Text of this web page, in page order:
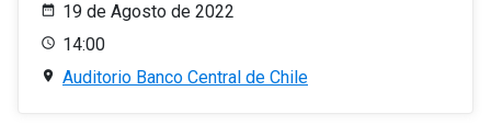
19 de Agosto de 2022
14:00
Auditorio Banco Central de Chile